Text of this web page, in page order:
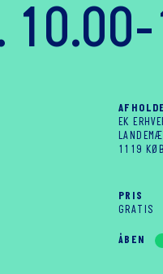
EK
1119
PRIS
GRATIS
ÅBEN